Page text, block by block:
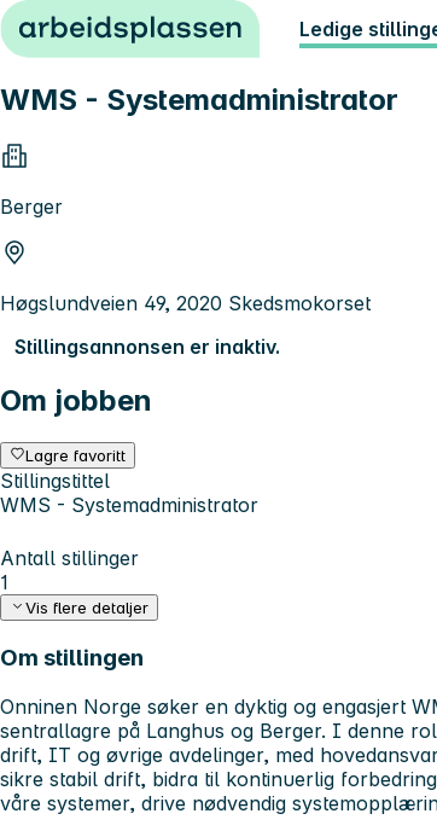
Hopp til innhold Ledige
WMS - Systemadministrator
Berger
Høgslundveien 49, 2020 Skedsmokorset
Stillingsannonsen er inaktiv.
Om jobben
Lagre favoritt
Stillingstittel
WMS - Systemadministrator
Antall stillinger
1
Vis flere detaljer
Om stillingen
Onninen Norge søker en dyktig og engasjert
sentrallagre på Langhus og Berger. I denne
drift, IT og øvrige avdelinger, med
sikre stabil drift, bidra til kontinuerlig
våre systemer, drive nødvendig